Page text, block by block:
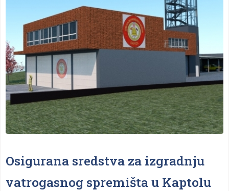
Osigurana sredstva za izgradnju
vatrogasnog spremišta u Kaptolu